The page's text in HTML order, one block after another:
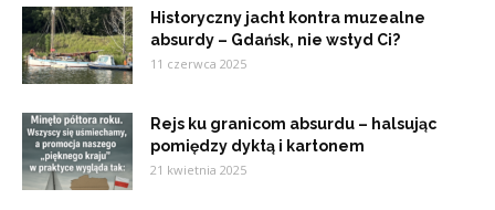
Historyczny jacht kontra muzealne
absurdy – Gdańsk, nie wstyd Ci?
11 czerwca 2025
Rejs ku granicom absurdu – halsując
pomiędzy dyktą i kartonem
21 kwietnia 2025